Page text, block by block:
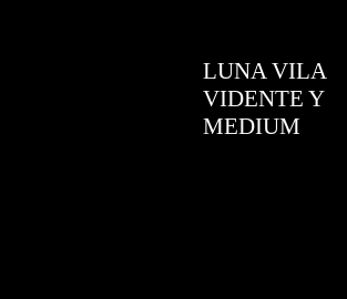
LUNA VILA
VIDENTE Y
MEDIUM